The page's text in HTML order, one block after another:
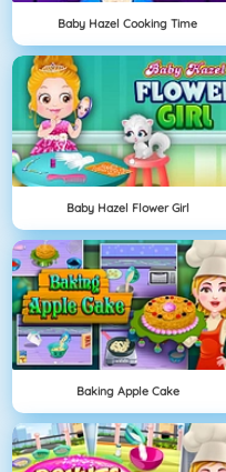
Baby Hazel Cooking Time
Baby Hazel Flower Girl
Baking Apple Cake